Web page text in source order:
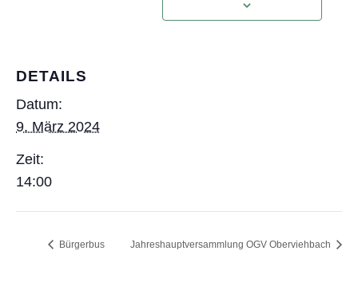
DETAILS
Datum:
9. März 2024
Zeit:
14:00
Bürgerbus Jahreshauptversammlung OGV Oberviehbach